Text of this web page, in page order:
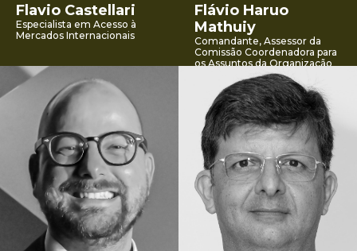
Flavio Castellari
Especialista em Acesso à
Mercados Internacionais
Flávio Haruo
Mathuiy
Comandante, Assessor da
Comissão Coordenadora para
os Assuntos da Organização
Marítima Internacional (IMO),
Ministério da Marinha